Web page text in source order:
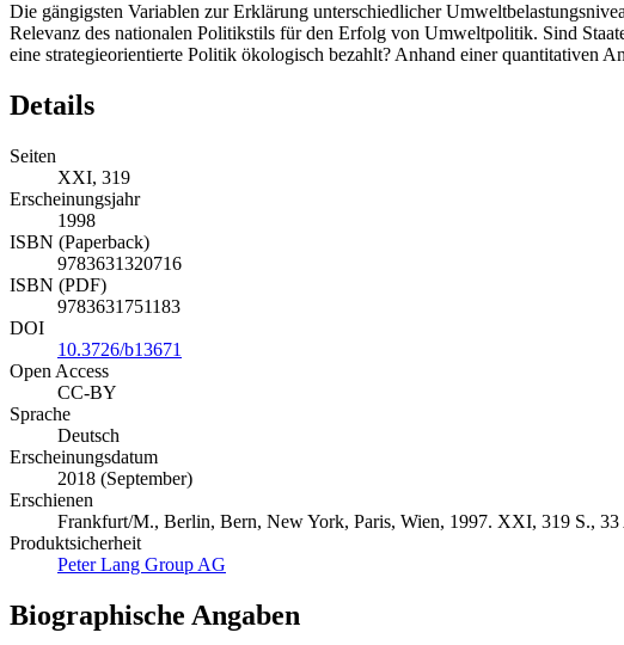
Die gängigsten Variablen zur Erklärung unterschiedlicher
Relevanz des nationalen Politikstils für den Erfolg von Umweltpolitik. Sind
eine strategieorientierte Politik ökologisch bezahlt? Anhand einer quantitativen
Details
Seiten
XXI, 319
Erscheinungsjahr
1998
ISBN (Paperback)
9783631320716
ISBN (PDF)
9783631751183
DOI
10.3726/b13671
Open Access
CC-BY
Sprache
Deutsch
Erscheinungsdatum
2018 (September)
Erschienen
Frankfurt/M., Berlin, Bern, New York, Paris, Wien, 1997. XXI, 319 S., 33
Produktsicherheit
Peter Lang Group AG
Biographische Angaben